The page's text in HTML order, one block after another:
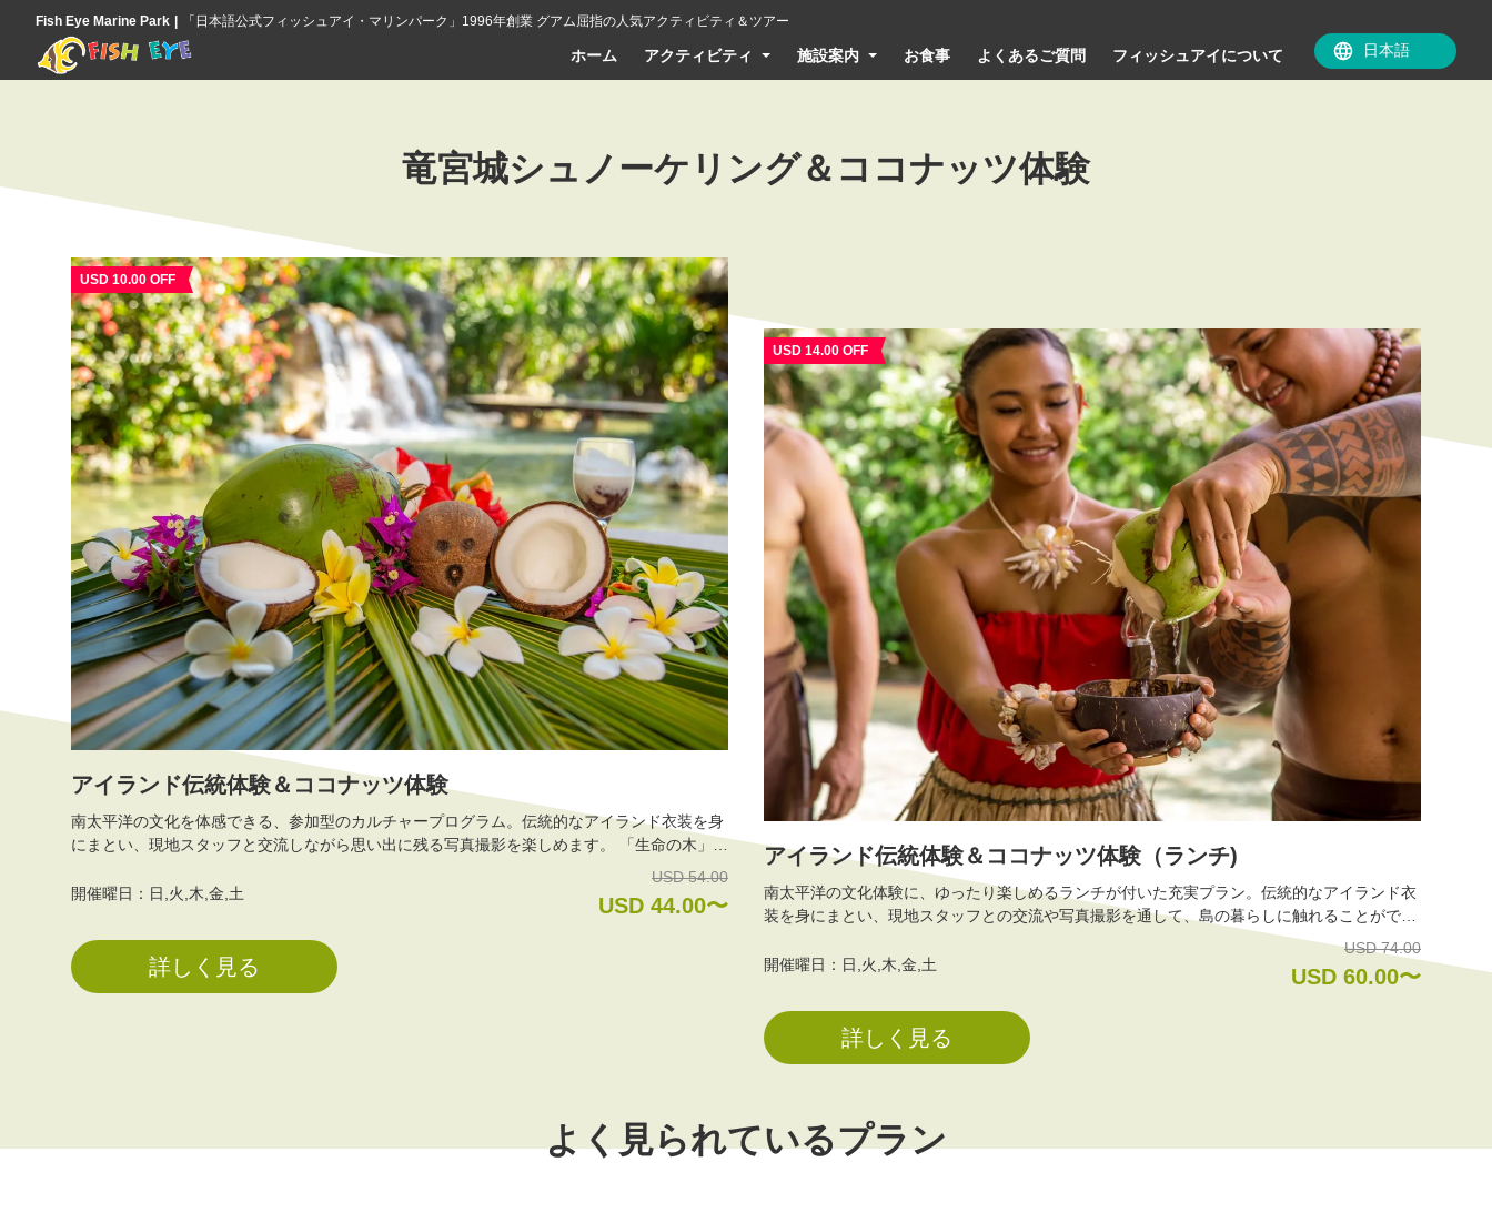
Fish Eye Marine Park 「日本語公式フィッシュアイ・マリンパーク」1996年創業 グアム屈指の人気アクティビティ＆ツアー
ホーム アクティビティ 施設案内 お食事 よくあるご質問 フィッシュアイについて
竜宮城シュノーケリング＆ココナッツ体験
USD 10.00 OFF
アイランド伝統体験＆ココナッツ体験
南太平洋の文化を体感できる、参加型のカルチャープログラム。伝統的なアイランド衣装を身
にまとい、現地スタッフと交流しながら思い出に残る写真撮影を楽しめます。 「生命の木」と
呼ばれるココナッツについて学び、割り方や果肉の使い方を実体験。搾りたてのココナッツウ
ォーターや果肉の味も楽しめます。 島の食文化に触れられる料理とともに、観光だけでは出会
開催曜日：日,火,木,金,土
USD 54.00
USD 44.00〜
詳しく見る
USD 14.00 OFF
アイランド伝統体験＆ココナッツ体験（ランチ)
南太平洋の文化体験に、ゆったり楽しめるランチが付いた充実プラン。伝統的なアイランド衣
装を身にまとい、現地スタッフとの交流や写真撮影を通して、島の暮らしに触れることができ
りたてのココナッツウォーターや果肉の味も楽しめます。 体験後は、島料理や洋食を取り入れ
たランチビュッフェでひと休み。文化・学び・食をバランスよく楽しめるプログラムです。
開催曜日：日,火,木,金,土
USD 74.00
USD 60.00〜
詳しく見る
よく見られているプラン